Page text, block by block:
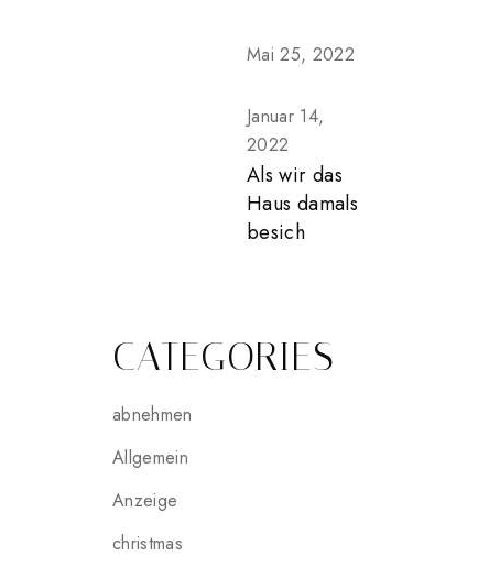
Mai 25, 2022
Januar 14,
2022
Als wir das
Haus damals
besich
CATEGORIES
abnehmen
Allgemein
Anzeige
christmas